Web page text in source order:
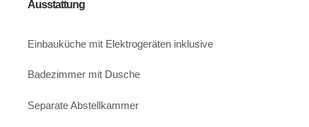
Ausstattung
Einbauküche mit Elektrogeräten inklusive
Badezimmer mit Dusche
Separate Abstellkammer